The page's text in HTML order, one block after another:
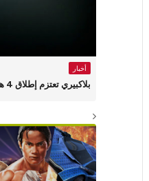
أخبار
بلاكبيري تعتزم إطلاق 4 هواتف ذكية جديدة هذا العام